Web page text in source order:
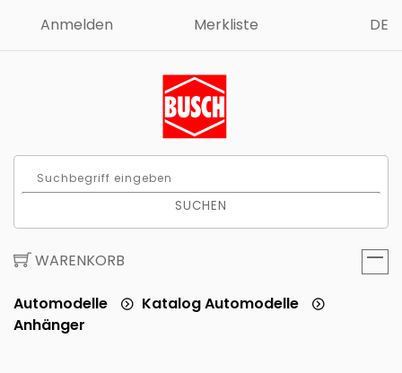
Anmelden Merkliste DE
SUCHEN
WARENKORB
Automodelle
Katalog Automodelle
Anhänger